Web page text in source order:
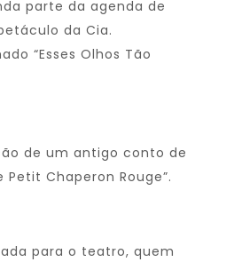
parte da agenda de
da Cia.
“Esses Olhos Tão
de um antigo conto de
Petit Chaperon Rouge”.
para o teatro, quem